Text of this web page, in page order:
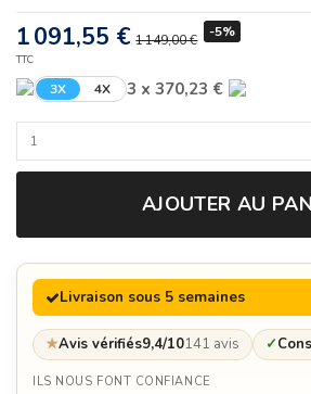
1 091,55 € 1 149,00 € -5%
TTC
3X 4X 3 x 370,23 €
AJOUTER AU
Livraison sous 5 semaines
★Avis vérifiés9,4/10141 avis ✓
ILS NOUS FONT CONFIANCE